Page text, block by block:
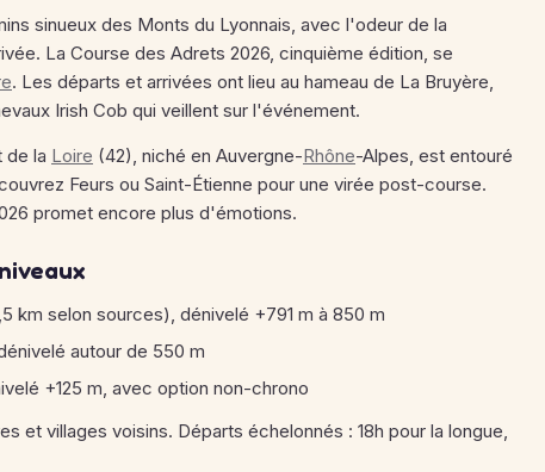
sinueux des Monts du Lyonnais, avec l'odeur de la
La Course des Adrets 2026, cinquième édition, se
. Les départs et arrivées ont lieu au hameau de La Bruyère,
Irish Cob qui veillent sur l'événement.
de la Loire (42), niché en Auvergne-Rhône-Alpes, est entouré
Feurs ou Saint-Étienne pour une virée post-course.
promet encore plus d'émotions.
km selon sources), dénivelé +791 m à 850 m
autour de 550 m
+125 m, avec option non-chrono
et villages voisins. Départs échelonnés : 18h pour la longue,